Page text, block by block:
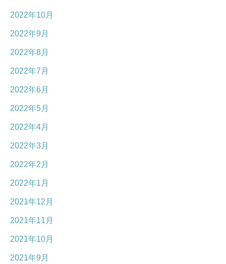
2022年10月
2022年9月
2022年8月
2022年7月
2022年6月
2022年5月
2022年4月
2022年3月
2022年2月
2022年1月
2021年12月
2021年11月
2021年10月
2021年9月